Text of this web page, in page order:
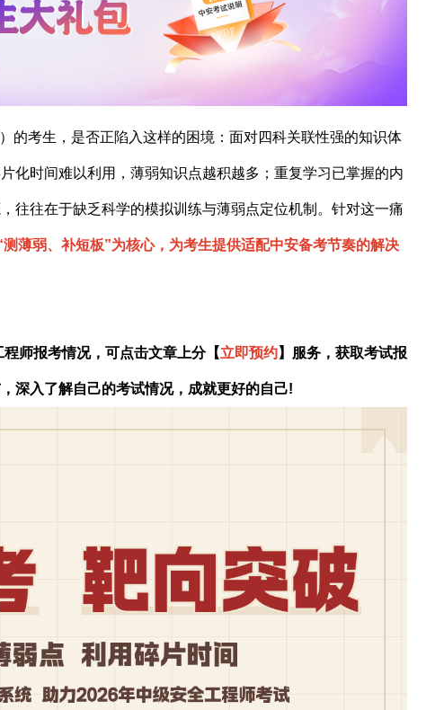
的考生，是否正陷入这样的困境：面对四科关联性强的知识体
化时间难以利用，薄弱知识点越积越多；重复学习已掌握的内
往在于缺乏科学的模拟训练与薄弱点定位机制。针对这一痛
薄弱、补短板”为核心，为考生提供适配中安备考节奏的解决
师报考情况，可点击文章上分【立即预约】服务，获取考试报
深入了解自己的考试情况，成就更好的自己!